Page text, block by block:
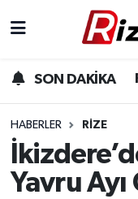
SON DAKİKA
HABERLER RIZE
Yavru
Gündem
Yurttan
Ekonomi
Rize Hava
Rize Trafik
Süper Lig